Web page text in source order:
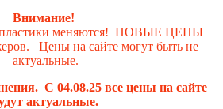
Внимание!
пластики меняются! НОВЫЕ ЦЕНЫ
Цены на сайте могут быть не
актуальные.
С 04.08.25 все цены на сайте
актуальные.